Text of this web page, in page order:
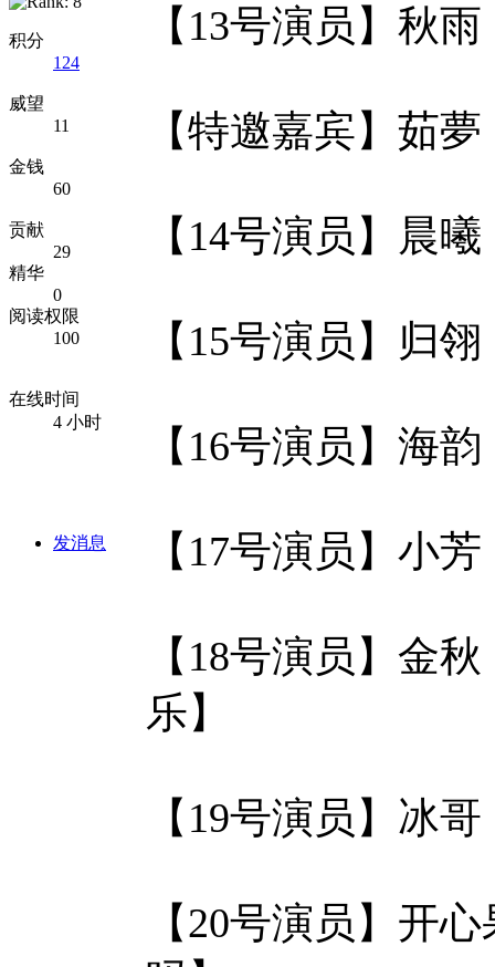
积分
124
威望
11
金钱
60
贡献
29
精华
0
阅读权限
100
在线时间
4 小时
发消息
【13号演员】秋
【特邀嘉宾】
【14号演员】
【15号演员】归
【16号演员】海
【17号演员】小
【18号演员】金
乐】
【19号演员】
【20号演员】开